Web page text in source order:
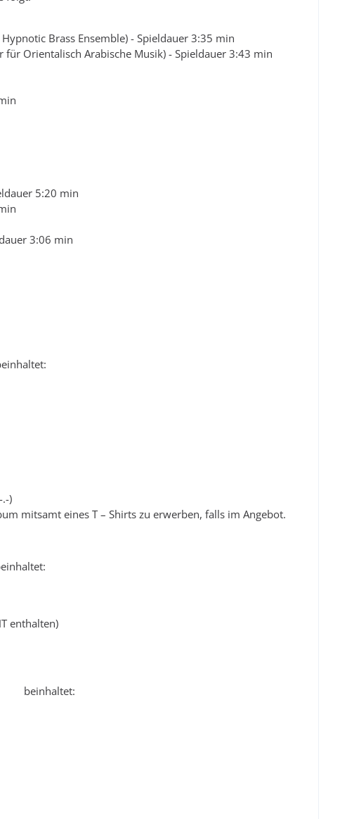
Brass Ensemble) - Spieldauer 3:35 min
Orientalisch Arabische Musik) - Spieldauer 3:43 min
5:20 min
3:06 min
)
mitsamt eines T – Shirts zu erwerben, falls im Angebot.
enthalten)
beinhaltet: